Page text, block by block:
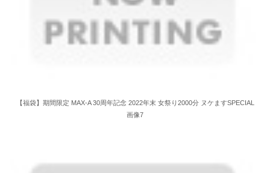
【福袋】期間限定 MAX-A 30周年記念 2022年末 女祭り2000分 ヌケますSPECIAL
画像7